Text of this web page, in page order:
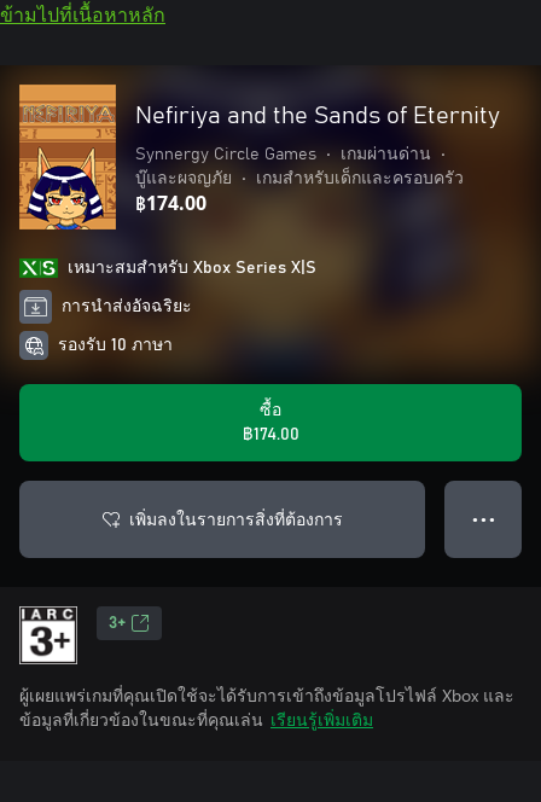
ข้ามไปที่เนื้อหาหลัก
Nefiriya and the Sands of Eternity
Synnergy Circle Games • เกมผ่านด่าน
•
บู๊และผจญภัย
• เกมสำหรับเด็กและครอบครัว
฿174.00
เหมาะสมสําหรับ Xbox Series X|S
การนำส่งอัจฉริยะ
รองรับ 10 ภาษา
ซื้อ
฿174.00
เพิ่มลงในรายการสิ่งที่ต้องการ ● ● ●
3+
ผู้เผยแพร่เกมที่คุณเปิดใช้จะได้รับการเข้าถึงข้อมูลโปรไฟล์ Xbox และ
ข้อมูลที่เกี่ยวข้องในขณะที่คุณเล่น เรียนรู้เพิ่มเติม